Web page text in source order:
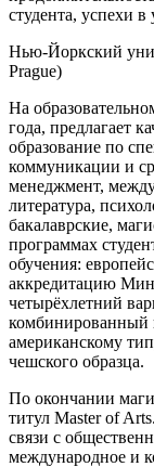
студента, успехи в
Нью-Йоркский
Prague)
На
года, предлагает
образование по
коммуникации и
менеджмент,
литература,
бакалаврские,
программах
обучения:
аккредитацию
четырёхлетний
комбинированный
американскому
чешского образца.
По окончании
титул Master of
связи с
международное и